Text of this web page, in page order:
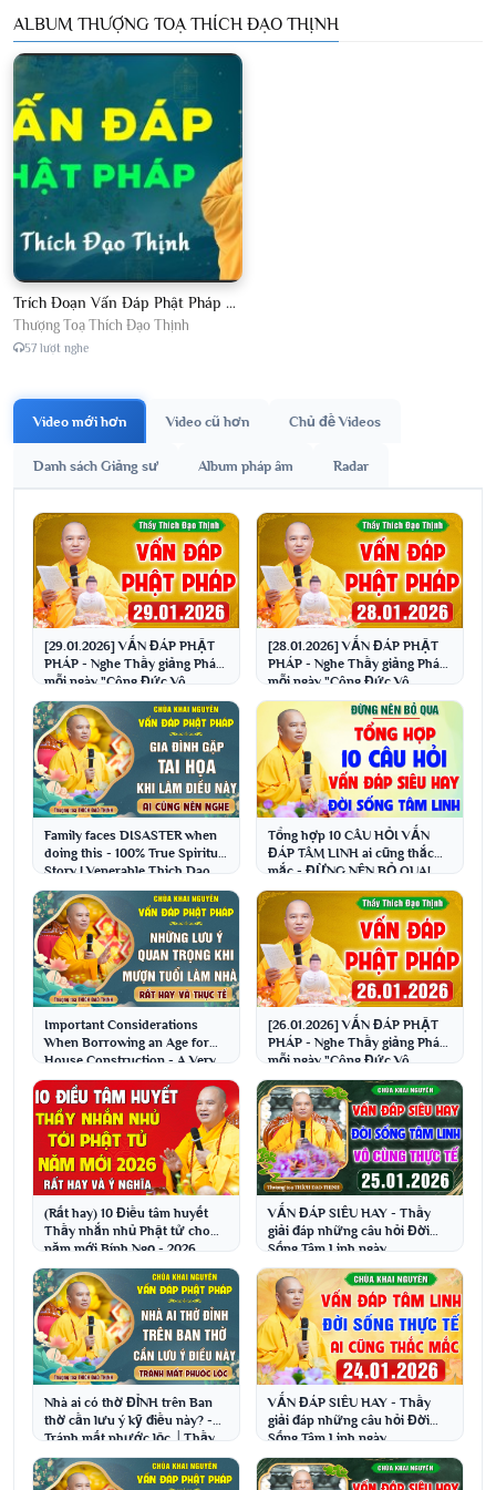
ALBUM THƯỢNG TOẠ THÍCH ĐẠO THỊNH
Trích Đoạn Vấn Đáp Phật Pháp 2026
Thượng Toạ Thích Đạo Thịnh
57 lượt nghe
Video mới hơn Video cũ hơn Chủ đề Videos
Danh sách Giảng sư Album pháp âm Radar
[29.01.2026] VẤN ĐÁP PHẬT
PHÁP - Nghe Thầy giảng Pháp
mỗi ngày "Công Đức Vô
Lượng - Gia Đạo Bình An"
[28.01.2026] VẤN ĐÁP PHẬT
PHÁP - Nghe Thầy giảng Pháp
mỗi ngày "Công Đức Vô
Lượng - Gia Đạo Bình An"
Family faces DISASTER when
doing this - 100% True Spiritual
Story | Venerable Thich Dao
Thinh
Tổng hợp 10 CÂU HỎI VẤN
ĐÁP TÂM LINH ai cũng thắc
mắc - ĐỪNG NÊN BỎ QUA!
│Thầy Thích Đạo Thịnh
Important Considerations
When Borrowing an Age for
House Construction - A Very
Practical Question...
[26.01.2026] VẤN ĐÁP PHẬT
PHÁP - Nghe Thầy giảng Pháp
mỗi ngày "Công Đức Vô
Lượng - Gia Đạo Bình An"
(Rất hay) 10 Điều tâm huyết
Thầy nhắn nhủ Phật tử cho
năm mới Bính Ngọ - 2026
│Thầy Thích Đạo Thịnh
VẤN ĐÁP SIÊU HAY - Thầy
giải đáp những câu hỏi Đời
Sống Tâm Linh ngày
25.1.2026│Thầy Thích Đạo
Thịnh
Nhà ai có thờ ĐỈNH trên Ban
thờ cần lưu ý kỹ điều này? -
Tránh mất phước lộc │Thầy
Thích Đạo Thịnh
VẤN ĐÁP SIÊU HAY - Thầy
giải đáp những câu hỏi Đời
Sống Tâm Linh ngày
24.1.2026│Thầy Thích Đạo
Thịnh